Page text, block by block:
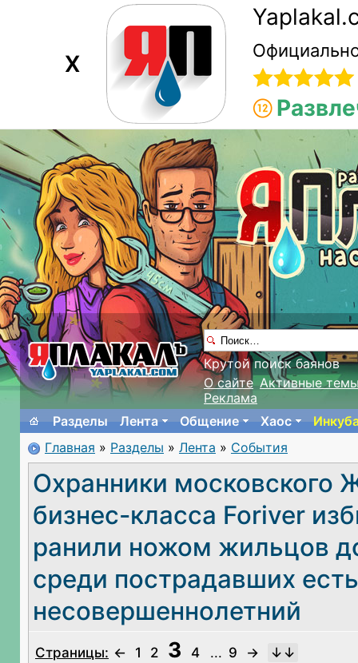
X
Крутой поиск баянов
О сайте Активные
Реклама
Разделы
Лента Общение Хаос
Главная » Разделы » Лента » События
Охранники московского
бизнес-класса Foriver
ранили ножом жильцов
среди пострадавших есть
несовершеннолетний
Страницы: ← 1 2 3 4 ... 9
→